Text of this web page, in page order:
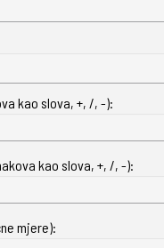
kao slova, +, /, -):
kao slova, +, /, -):
mjere):